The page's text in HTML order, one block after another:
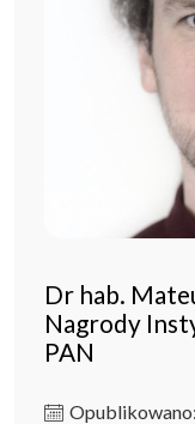
Dr hab.
Nagrody
PAN